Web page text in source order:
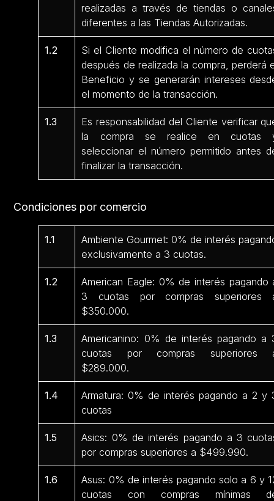
realizadas a través de tiendas o
diferentes a las Tiendas Autorizadas.
1.2
Si el Cliente modifica el número de
después de realizada la compra, perderá
Beneficio y se generarán intereses
el momento de la transacción.
1.3
Es responsabilidad del Cliente verificar
la compra se realice en cuotas
seleccionar el número permitido antes
finalizar la transacción.
Condiciones por comercio
1.1
Ambiente Gourmet: 0% de interés
exclusivamente a 3 cuotas.
1.2
American Eagle: 0% de interés pagando
3 cuotas por compras superiores
$350.000.
1.3
Americanino: 0% de interés pagando a
cuotas por compras superiores
$289.000.
1.4
Armatura: 0% de interés pagando a 2 y
cuotas
1.5
Asics: 0% de interés pagando a 3
por compras superiores a $499.990.
1.6
Asus: 0% de interés pagando solo a 6 y
cuotas con compras mínimas